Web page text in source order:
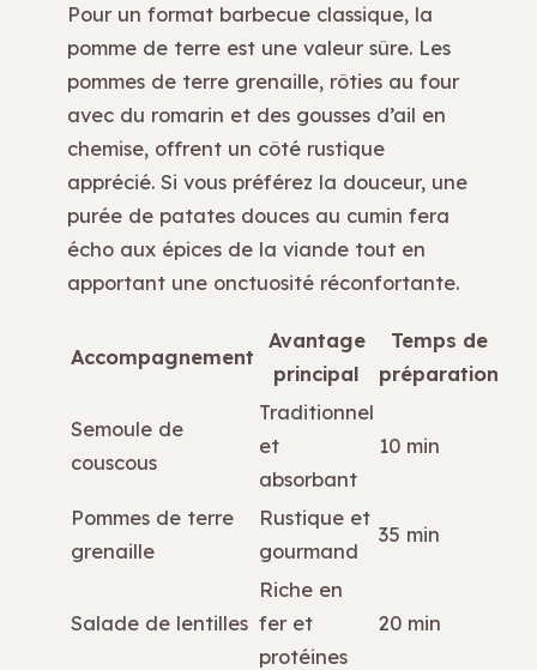
Pour un format barbecue classique, la
pomme de terre est une valeur sûre. Les
pommes de terre grenaille, rôties au four
avec du romarin et des gousses d’ail en
chemise, offrent un côté rustique
apprécié. Si vous préférez la douceur, une
purée de patates douces au cumin fera
écho aux épices de la viande tout en
apportant une onctuosité réconfortante.
Accompagnement
Avantage
principal
Temps de
préparation
Semoule de
couscous
Traditionnel
et
absorbant
10 min
Pommes de terre
grenaille
Rustique et
gourmand
35 min
Salade de lentilles
Riche en
fer et
protéines
20 min